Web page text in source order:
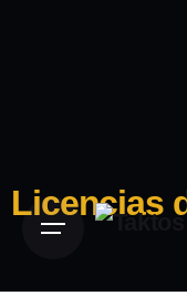
Licencias